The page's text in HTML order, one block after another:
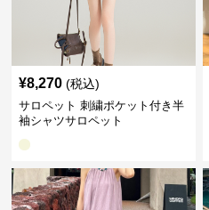
¥8,270 (税込)
サロペット 刺繍ポケット付き半
袖シャツサロペット